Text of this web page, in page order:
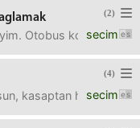
(2)
secim
Otobus koltuklarinin
(4)
secim
kasaptan hazır